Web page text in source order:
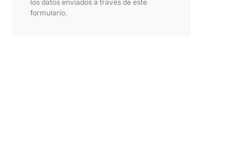
los datos enviados a través de este
formulario.